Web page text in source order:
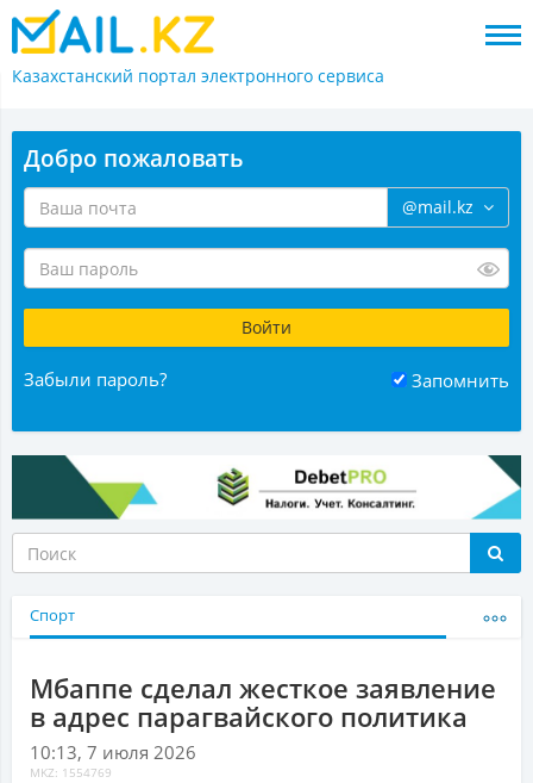
Казахстанский портал электронного сервиса
Добро пожаловать
@mail.kz
Забыли пароль? Запомнить
Спорт
Мбаппе сделал жесткое заявление
в адрес парагвайского политика
10:13, 7 июля 2026
MKZ: 1554769